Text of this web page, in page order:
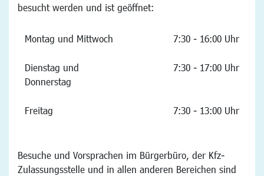
besucht werden und ist geöffnet:
Montag und Mittwoch 7:30 - 16:00 Uhr
Dienstag und
Donnerstag
7:30 - 17:00 Uhr
Freitag 7:30 - 13:00 Uhr
Besuche und Vorsprachen im Bürgerbüro, der Kfz-
Zulassungsstelle und in allen anderen Bereichen sind